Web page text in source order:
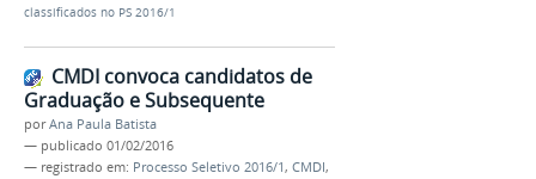
classificados no PS 2016/1
CMDI convoca candidatos de
Graduação e Subsequente
porAna Paula Batista
— publicado 01/02/2016
— registrado em: Processo Seletivo 2016/1, CMDI,